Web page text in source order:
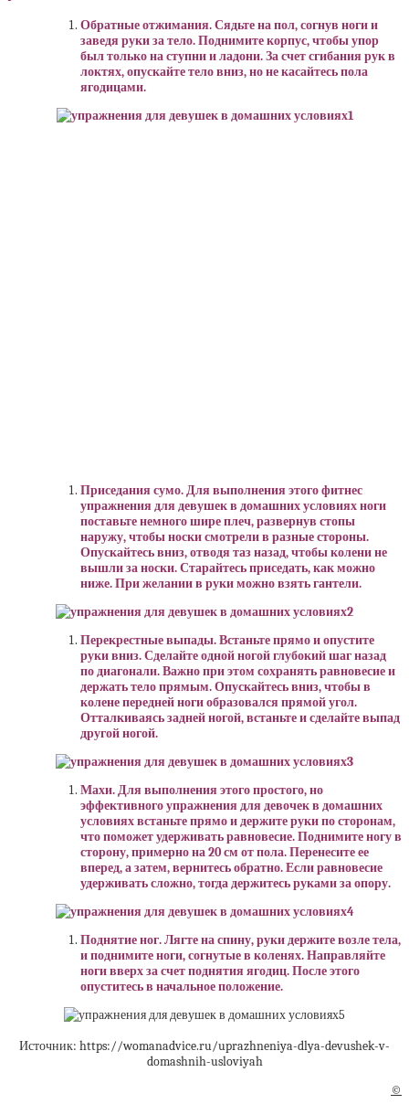
Обратные отжимания. Сядьте на пол, согнув ноги и
заведя руки за тело. Поднимите корпус, чтобы упор
был только на ступни и ладони. За счет сгибания рук в
локтях, опускайте тело вниз, но не касайтесь пола
ягодицами.
Приседания сумо. Для выполнения этогофитнес
упражнения для девушек в домашних условиях ноги
поставьте немного шире плеч, развернув стопы
наружу, чтобы носки смотрели в разные стороны.
Опускайтесь вниз, отводя таз назад, чтобы колени не
вышли за носки. Старайтесь приседать, как можно
ниже. При желании в руки можно взятьгантели.
Перекрестные выпады. Встаньте прямо и опустите
руки вниз. Сделайте одной ногой глубокий шаг назад
по диагонали. Важно при этом сохранять равновесие и
держать тело прямым. Опускайтесь вниз, чтобы в
колене передней ноги образовался прямой угол.
Отталкиваясь задней ногой, встаньте и сделайте выпад
другой ногой.
Махи. Для выполнения этого простого, но
эффективного упражнения для девочек в домашних
условиях встаньте прямо и держите руки по сторонам,
что поможет удерживать равновесие. Поднимите ногу в
сторону, примерно на 20 см от пола. Перенесите ее
вперед, а затем, вернитесь обратно. Еслиравновесие
удерживать сложно, тогда держитесь руками за опору.
Поднятие ног. Лягте на спину, руки держите возле тела,
и поднимите ноги, согнутые в коленях. Направляйте
ноги вверх за счет поднятия ягодиц. После этого
опуститесь в начальное положение.
Источник: https://womanadvice.ru/uprazhneniya-dlya-devushek-v-
domashnih-usloviyah
©